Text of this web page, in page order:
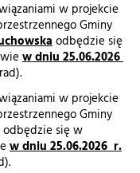
w projekcie
Gminy
odbędzie się
w dniu 25.06.2026
w projekcie
Gminy
odbędzie się w
w dniu 25.06.2026 r.